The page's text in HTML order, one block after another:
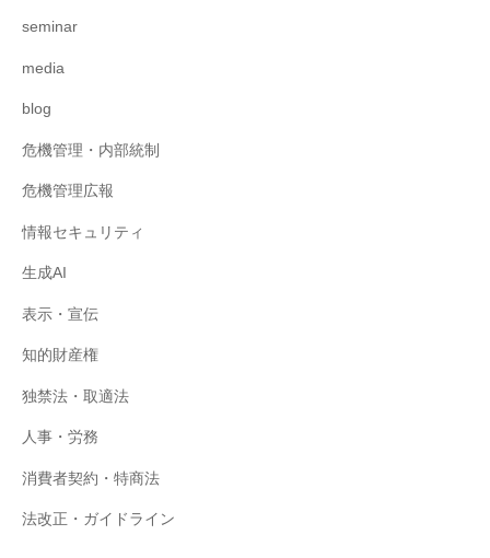
seminar
media
blog
危機管理・内部統制
危機管理広報
情報セキュリティ
生成AI
表示・宣伝
知的財産権
独禁法・取適法
人事・労務
消費者契約・特商法
法改正・ガイドライン